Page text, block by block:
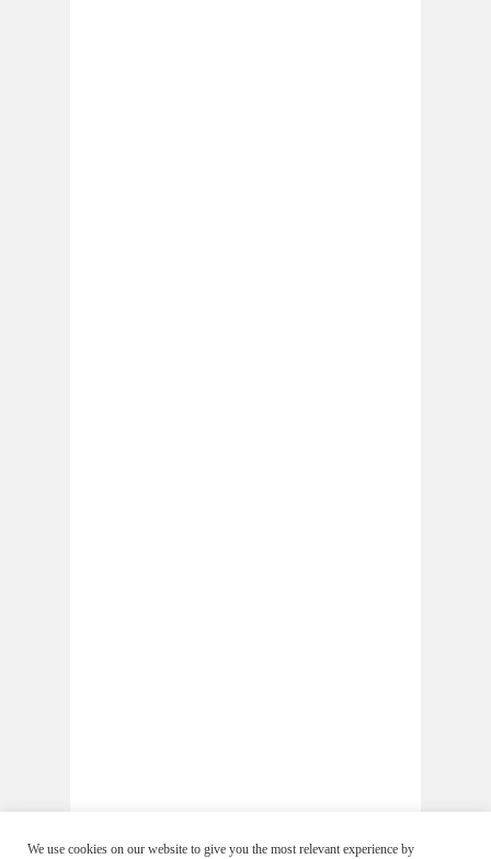
We use cookies on our website to give you the most relevant experience by